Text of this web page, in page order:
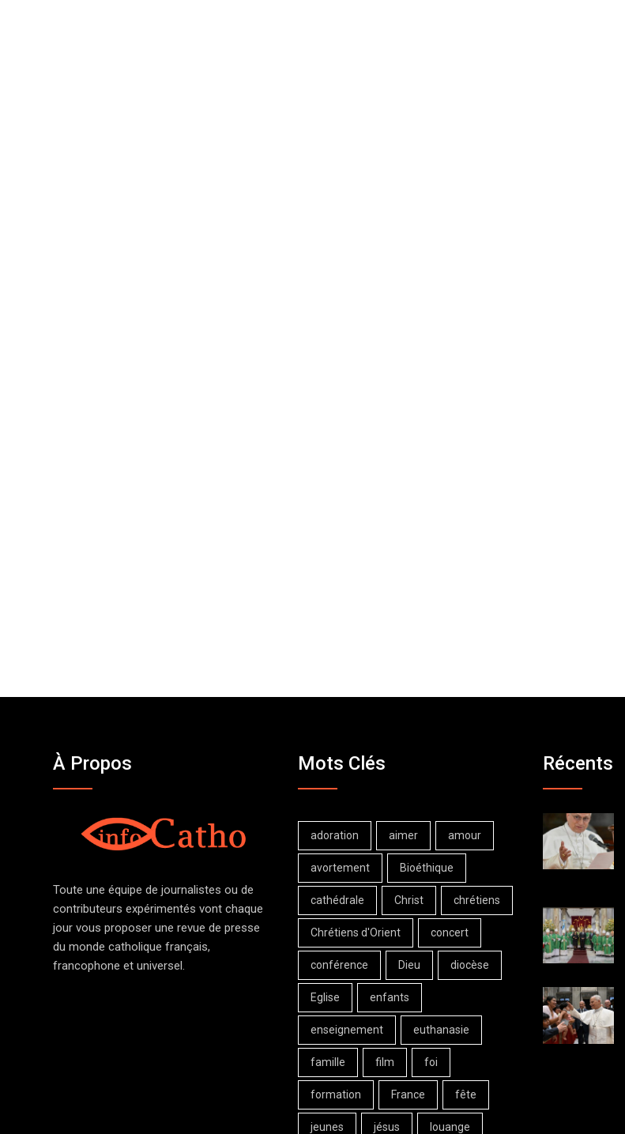
À Propos
Toute une équipe de journalistes ou de
contributeurs expérimentés vont chaque
jour vous proposer une revue de presse
du monde catholique français,
francophone et universel.
Mots Clés
adoration aimer amour
avortement Bioéthique
cathédrale Christ chrétiens
Chrétiens d'Orient concert
conférence Dieu diocèse
Eglise enfants
enseignement euthanasie
famille film foi
formation France fête
jeunes jésus louange
Récents